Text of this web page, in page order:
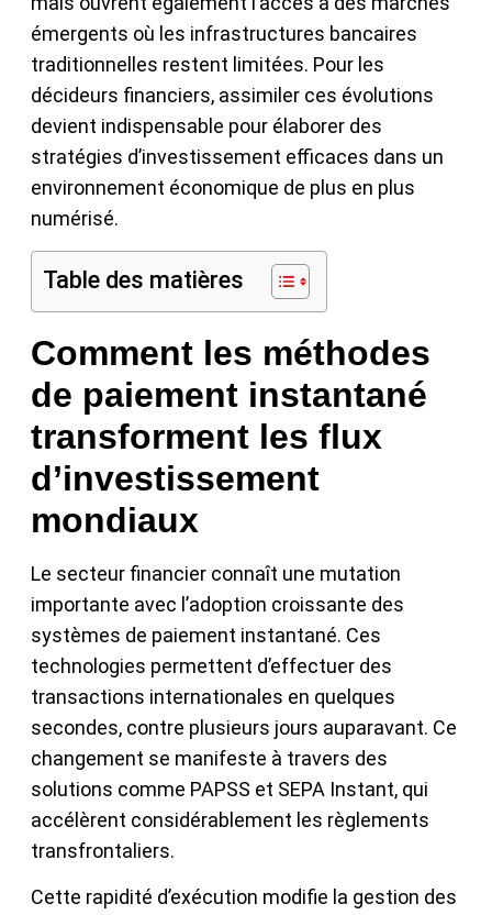
émergents où les infrastructures bancaires
traditionnelles restent limitées. Pour les
décideurs financiers, assimiler ces évolutions
devient indispensable pour élaborer des
stratégies d’investissement efficaces dans un
environnement économique de plus en plus
numérisé.
Table des matières
Comment les méthodes
de paiement instantané
transforment les flux
d’investissement
mondiaux
Le secteur financier connaît une mutation
importante avec l’adoption croissante des
systèmes de paiement instantané. Ces
technologies permettent d’effectuer des
transactions internationales en quelques
secondes, contre plusieurs jours auparavant. Ce
changement se manifeste à travers des
solutions comme PAPSS et SEPA Instant, qui
accélèrent considérablement les règlements
transfrontaliers.
Cette rapidité d’exécution modifie la gestion des